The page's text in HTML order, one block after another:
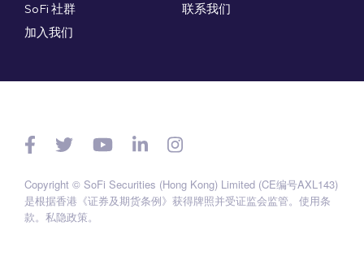
SoFi 社群
加入我们
联系我们
Copyright © SoFi Securities (Hong Kong) Limited (CE编号AXL143)
是根据香港《证券及期货条例》获得牌照并受证监会监管。 使用条
款。 私隐政策。